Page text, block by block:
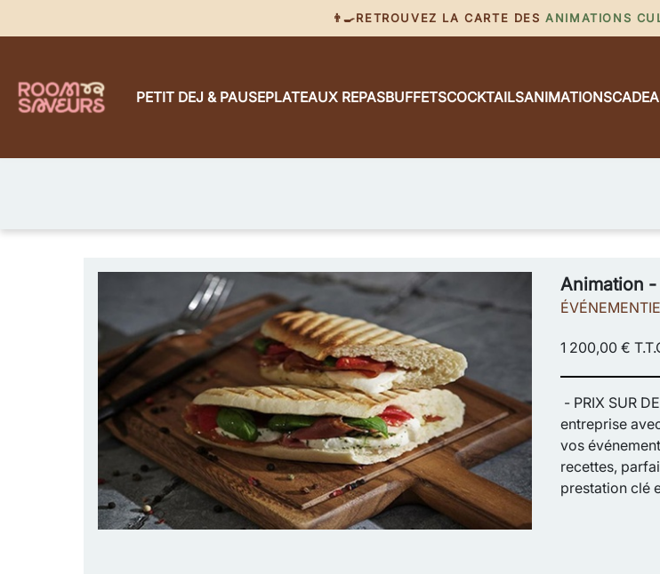
👨‍🍳RETROUVEZ LA CARTE DES ANIMATIONS
PETIT DEJ & PAUSEPLATEAUX REPASBUFFETSCOCKTAILSANIMATIONS
Animation
1 200,00 €
- PRIX SUR
entreprise
vos
recettes,
prestation clé